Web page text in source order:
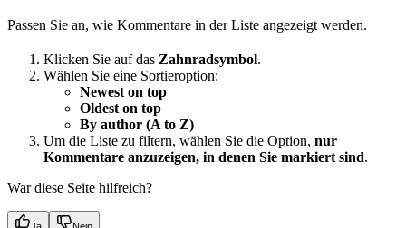
Passen Sie an, wie Kommentare in der Liste angezeigt werden.
Klicken Sie auf das Zahnradsymbol.
Wählen Sie eine Sortieroption:
Newest on top
Oldest on top
By author (A to Z)
Um die Liste zu filtern, wählen Sie die Option, nur
Kommentare anzuzeigen, in denen Sie markiert sind.
War diese Seite hilfreich?